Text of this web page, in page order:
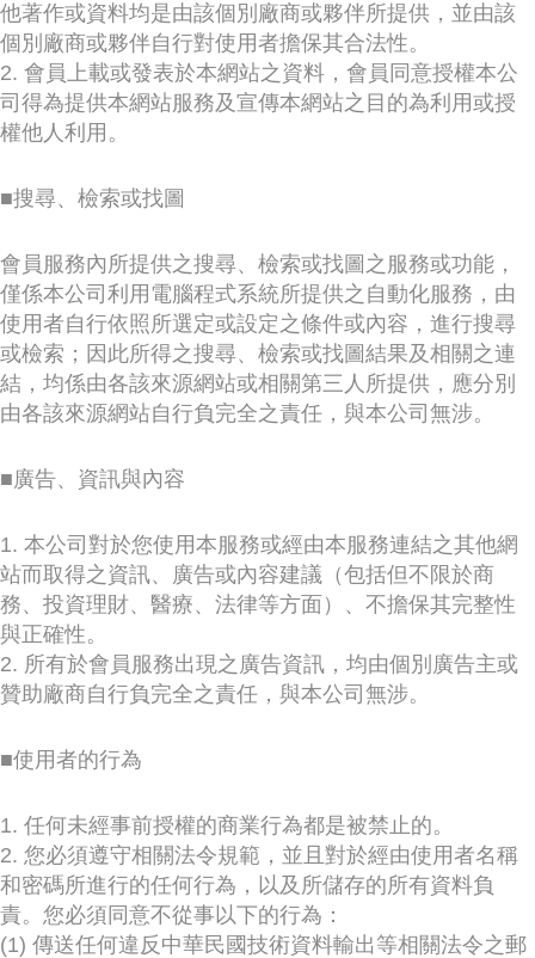
他著作或資料均是由該個別廠商或夥伴所提供，並由該
個別廠商或夥伴自行對使用者擔保其合法性。
2. 會員上載或發表於本網站之資料，會員同意授權本公
司得為提供本網站服務及宣傳本網站之目的為利用或授
權他人利用。
■搜尋、檢索或找圖
會員服務內所提供之搜尋、檢索或找圖之服務或功能，
僅係本公司利用電腦程式系統所提供之自動化服務，由
使用者自行依照所選定或設定之條件或內容，進行搜尋
或檢索；因此所得之搜尋、檢索或找圖結果及相關之連
結，均係由各該來源網站或相關第三人所提供，應分別
由各該來源網站自行負完全之責任，與本公司無涉。
■廣告、資訊與內容
1. 本公司對於您使用本服務或經由本服務連結之其他網
站而取得之資訊、廣告或內容建議（包括但不限於商
務、投資理財、醫療、法律等方面）、不擔保其完整性
與正確性。
2. 所有於會員服務出現之廣告資訊，均由個別廣告主或
贊助廠商自行負完全之責任，與本公司無涉。
■使用者的行為
1. 任何未經事前授權的商業行為都是被禁止的。
2. 您必須遵守相關法令規範，並且對於經由使用者名稱
和密碼所進行的任何行為，以及所儲存的所有資料負
責。您必須同意不從事以下的行為：
(1) 傳送任何違反中華民國技術資料輸出等相關法令之郵